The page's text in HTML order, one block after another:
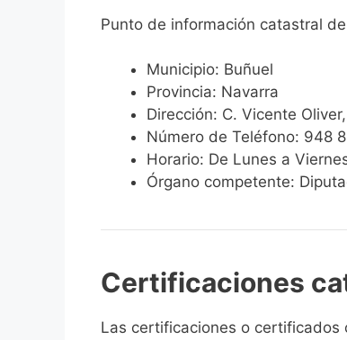
Punto de información catastral
Municipio: Buñuel
Provincia: Navarra
Dirección: C. Vicente
Número de Teléfono: 948
Horario: De Lunes a
Órgano competente:
Certificaciones
Las certificaciones o certificados